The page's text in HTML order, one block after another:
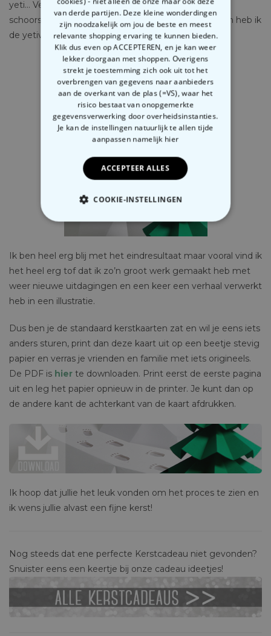
yeti… Verder heb ik digitaal sterren toegevoegd, een
schoorsteen (die was ik vergeten te maken), rook, en heb ik
de yetivoetstappen iets donkerder gemaakt.
Ik ben heel erg blij met het eindresultaat maar vooral vind ik
het heel erg tof dat ik zo’n groot werk gemaakt heb met
weer nieuwe uitdagingen en een keer een verhaal verwerkt
heb in een illustratie.
Dus ben je de standaard kerstkaarten zat en wil je eens iets
anders sturen, print dan deze kaart uit op een beetje stevig
papier en verras je vrienden en familie met iets origineels.
De PDF is hier te downloaden. Print eerst de eerste pagina
uit en leg het papier opnieuw in de printer. Je kunt dan op
de andere kant de achterkant van de kaart afdrukken.
Ik hoop dat jullie het leuk vonden om het proces te zien en
ik wens jullie alvast een fijne kerst!
Nog steeds dat ene perfecte Kerstcadeau niet gevonden?
Snuister eens een keertje bij onze cadeau ideetjes!
van derde partijen. Deze kleine wonderdingen
zijn noodzakelijk om jou de beste en meest
relevante shopping ervaring te kunnen bieden.
Klik dus even op ACCEPTEREN, en je kan weer
lekker doorgaan met shoppen. Overigens
strekt je toestemming zich ook uit tot het
overbrengen van gegevens naar aanbieders
aan de overkant van de plas (=VS), waar het
risico bestaat van onopgemerkte
gegevensverwerking door overheidsinstanties.
Je kan de instellingen natuurlijk te allen tijde
aanpassen namelijk hier
ACCEPTEER ALLES
COOKIE-INSTELLINGEN
NOODZAKELIJK
PERFORMANCE
MARKETING OVERIGE